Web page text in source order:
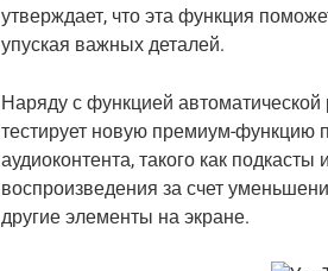
утверждает, что эта функция
упуская важных деталей.
Наряду с функцией автоматической
тестирует новую премиум-функцию
аудиоконтента, такого как
воспроизведения за счет
другие элементы на экране.